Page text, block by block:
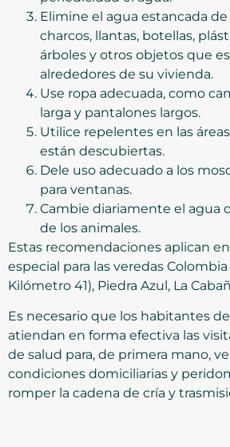
Elimine el agua estancada
charcos, llantas, botellas,
árboles y otros objetos que
alrededores de su vivienda.
Use ropa adecuada, como
larga y pantalones largos.
Utilice repelentes en las
están descubiertas.
Dele uso adecuado a los
para ventanas.
Cambie diariamente el agua
de los animales.
Estas recomendaciones aplican
especial para las veredas
Kilómetro 41), Piedra Azul, La
Es necesario que los habitantes
atiendan en forma efectiva las
de salud para, de primera mano,
condiciones domiciliarias y
romper la cadena de cría y